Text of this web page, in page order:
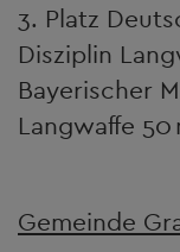
3. Platz
Disziplin
Bayerischer
Langwaffe 50
Gemeinde